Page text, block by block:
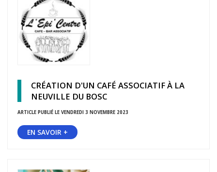
CRÉATION D'UN CAFÉ ASSOCIATIF À LA
NEUVILLE DU BOSC
ARTICLE PUBLIÉ LE VENDREDI 3 NOVEMBRE 2023
EN SAVOIR +